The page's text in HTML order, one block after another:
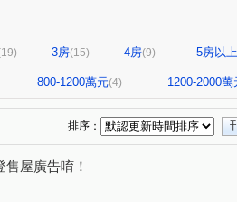
3房(15) 4房(9) 5房以上
800-1200萬元(4) 1200-2000萬
排序：
屋廣告唷！